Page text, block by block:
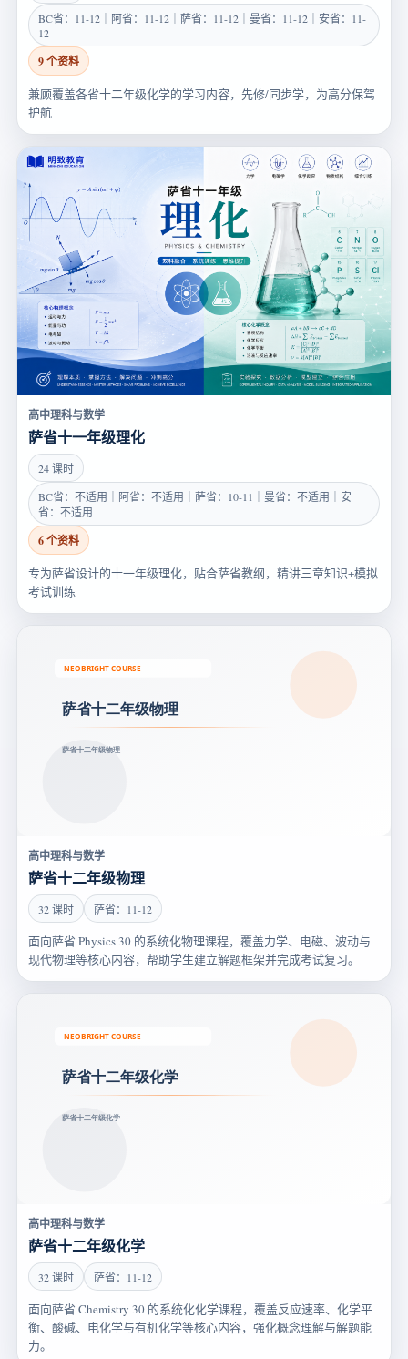
BC省：11-12｜阿省：11-12｜萨省：11-12｜曼省：11-12｜安省：11-
12
9 个资料
兼顾覆盖各省十二年级化学的学习内容，先修/同步学，为高分保驾
护航
高中理科与数学
萨省十一年级理化
24 课时
BC省：不适用｜阿省：不适用｜萨省：10-11｜曼省：不适用｜安
省：不适用
6 个资料
专为萨省设计的十一年级理化，贴合萨省教纲，精讲三章知识+模拟
考试训练
高中理科与数学
萨省十二年级物理
32 课时 萨省：11-12
面向萨省 Physics 30 的系统化物理课程，覆盖力学、电磁、波动与
现代物理等核心内容，帮助学生建立解题框架并完成考试复习。
高中理科与数学
萨省十二年级化学
32 课时 萨省：11-12
面向萨省 Chemistry 30 的系统化化学课程，覆盖反应速率、化学平
衡、酸碱、电化学与有机化学等核心内容，强化概念理解与解题能
力。